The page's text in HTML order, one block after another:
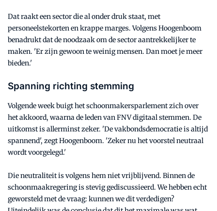
Dat raakt een sector die al onder druk staat, met
personeelstekorten en krappe marges. Volgens Hoogenboom
benadrukt dat de noodzaak om de sector aantrekkelijker te
maken. 'Er zijn gewoon te weinig mensen. Dan moet je meer
bieden.'
Spanning richting stemming
Volgende week buigt het schoonmakersparlement zich over
het akkoord, waarna de leden van FNV digitaal stemmen. De
uitkomst is allerminst zeker. 'De vakbondsdemocratie is altijd
spannend', zegt Hoogenboom. 'Zeker nu het voorstel neutraal
wordt voorgelegd.'
Die neutraliteit is volgens hem niet vrijblijvend. Binnen de
schoonmaakregering is stevig gediscussieerd. We hebben echt
geworsteld met de vraag: kunnen we dit verdedigen?